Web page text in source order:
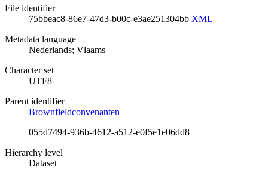
File identifier
75bbeac8-86e7-47d3-b00c-e3ae251304bb XML
Metadata language
Nederlands; Vlaams
Character set
UTF8
Parent identifier
Brownfieldconvenanten
055d7494-936b-4612-a512-e0f5e1e06dd8
Hierarchy level
Dataset